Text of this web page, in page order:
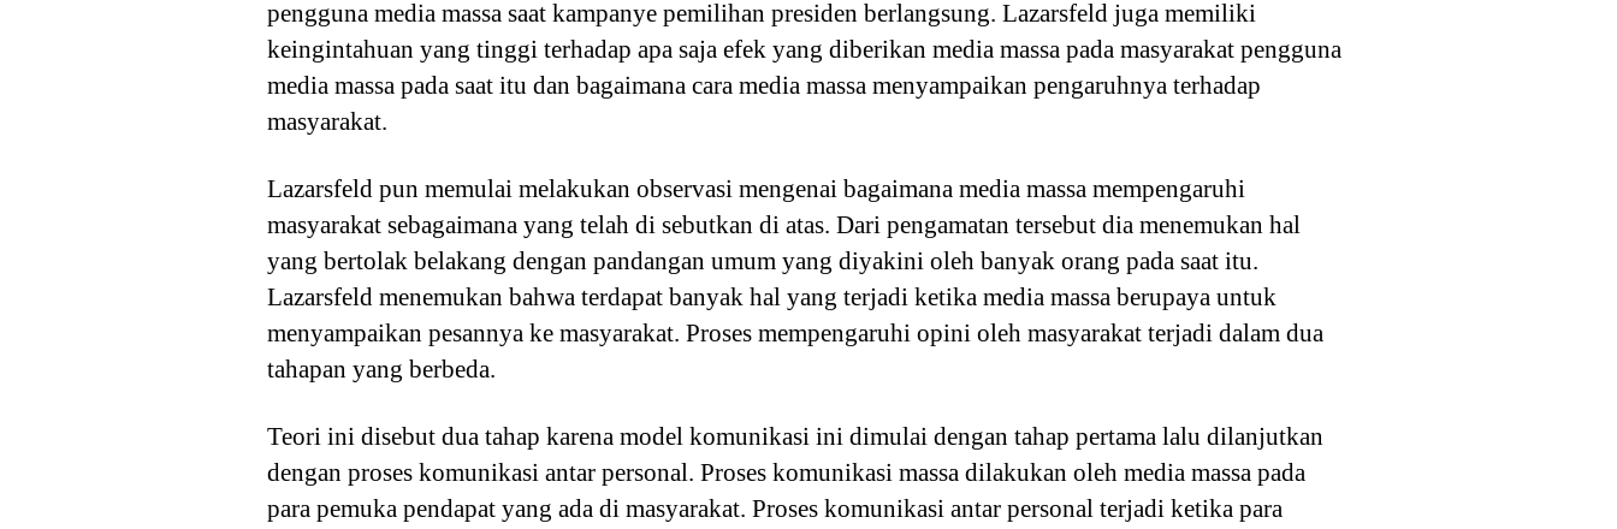
pengguna media massa saat kampanye pemilihan presiden berlangsung. Lazarsfeld juga memiliki
keingintahuan yang tinggi terhadap apa saja efek yang diberikan media massa pada masyarakat pengguna
media massa pada saat itu dan bagaimana cara media massa menyampaikan pengaruhnya terhadap
masyarakat.
Lazarsfeld pun memulai melakukan observasi mengenai bagaimana media massa mempengaruhi
masyarakat sebagaimana yang telah di sebutkan di atas. Dari pengamatan tersebut dia menemukan hal
yang bertolak belakang dengan pandangan umum yang diyakini oleh banyak orang pada saat itu.
Lazarsfeld menemukan bahwa terdapat banyak hal yang terjadi ketika media massa berupaya untuk
menyampaikan pesannya ke masyarakat. Proses mempengaruhi opini oleh masyarakat terjadi dalam dua
tahapan yang berbeda.
Teori ini disebut dua tahap karena model komunikasi ini dimulai dengan tahap pertama lalu dilanjutkan
dengan proses komunikasi antar personal. Proses komunikasi massa dilakukan oleh media massa pada
para pemuka pendapat yang ada di masyarakat. Proses komunikasi antar personal terjadi ketika para